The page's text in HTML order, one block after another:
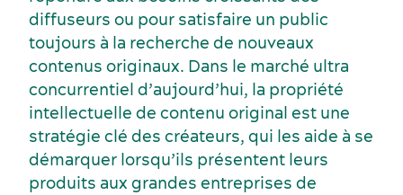
Industries clés
Hébergement
diffuseurs ou pour satisfaire un public
toujours à la recherche de nouveaux
contenus originaux. Dans le marché ultra
concurrentiel d’aujourd’hui, la propriété
intellectuelle de contenu original est une
stratégie clé des créateurs, qui les aide à se
démarquer lorsqu’ils présentent leurs
produits aux grandes entreprises de